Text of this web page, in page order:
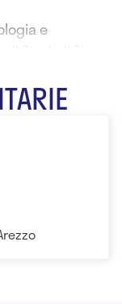
e
presso la
Valet di
e